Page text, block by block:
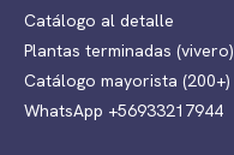
Catálogo al detalle
Plantas terminadas (vivero)
Catálogo mayorista (200+)
WhatsApp +56933217944